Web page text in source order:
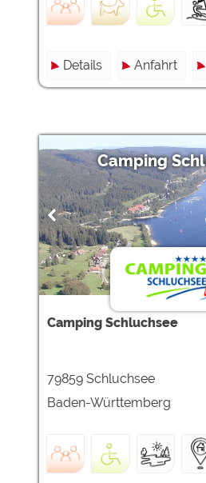
Details Anfahrt
Camping
Camping Schluchsee
79859 Schluchsee
Baden-Württemberg